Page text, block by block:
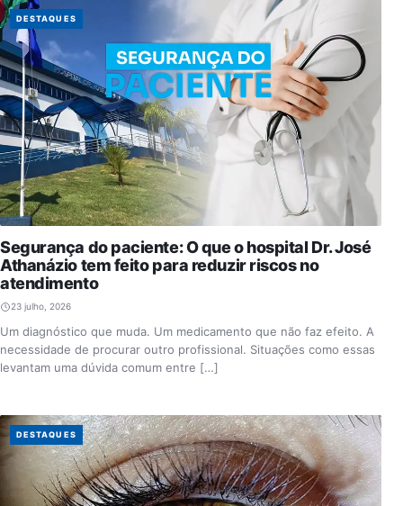
DESTAQUES
Segurança do paciente: O que o hospital Dr. José
Athanázio tem feito para reduzir riscos no
atendimento
23 julho, 2026
Um diagnóstico que muda. Um medicamento que não faz efeito. A
necessidade de procurar outro profissional. Situações como essas
levantam uma dúvida comum entre […]
DESTAQUES